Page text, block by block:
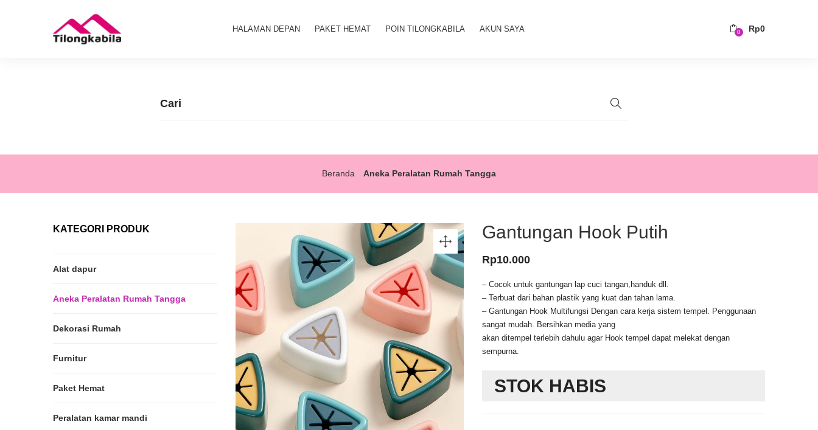
HALAMAN DEPAN PAKET HEMAT POIN TILONGKABILA AKUN SAYA 0 Rp0
Beranda Aneka Peralatan Rumah Tangga
Gantungan Hook Putih
Rp10.000
– Cocok untuk gantungan lap cuci tangan,handuk dll.
– Terbuat dari bahan plastik yang kuat dan tahan lama.
– Gantungan Hook Multifungsi Dengan cara kerja sistem tempel. Penggunaan
sangat mudah. Bersihkan media yang
akan ditempel terlebih dahulu agar Hook tempel dapat melekat dengan
sempurna.
STOK HABIS
KATEGORI PRODUK
Alat dapur
Aneka Peralatan Rumah Tangga
Dekorasi Rumah
Furnitur
Paket Hemat
Peralatan kamar mandi